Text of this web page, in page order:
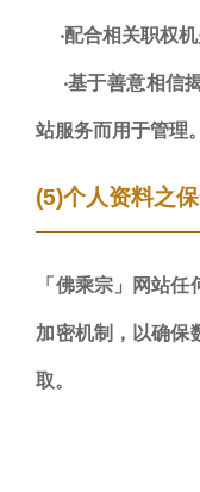
‧配合相关职权机
‧基于善意相信
站服务而用于管理。
(5)个人资料之
「佛乘宗」网站
加密机制，以确保
取。